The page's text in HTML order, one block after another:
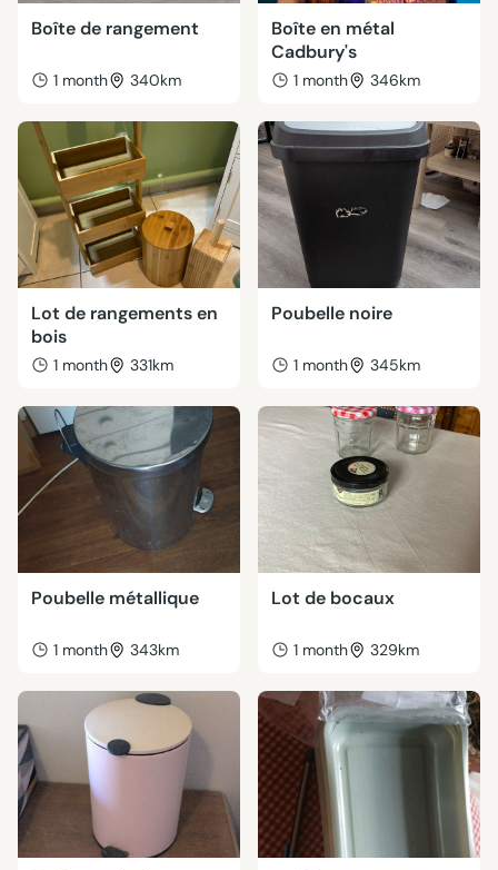
Boîte de rangement
1 month 340km
Boîte en métal
Cadbury's
1 month 346km
Lot de rangements en
bois
1 month 331km
Poubelle noire
1 month 345km
Poubelle métallique
1 month 343km
Lot de bocaux
1 month 329km